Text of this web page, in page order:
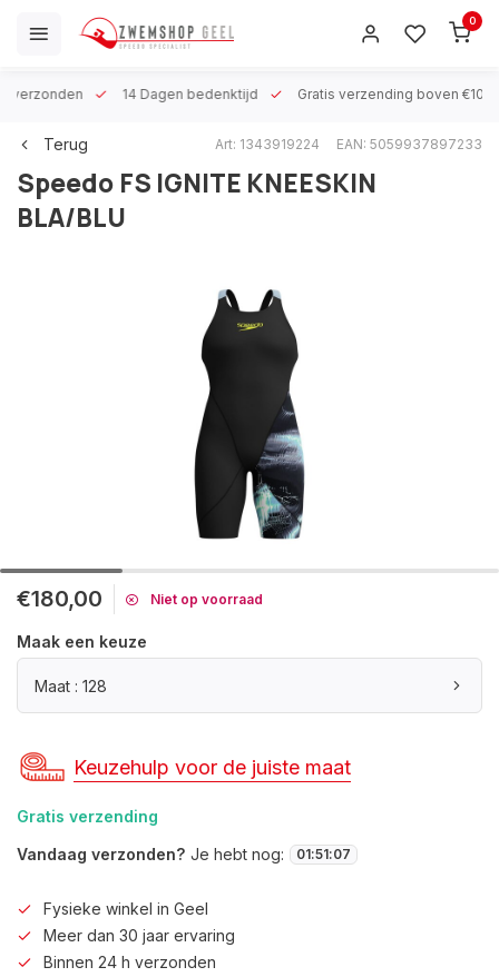
0
verzonden 14 Dagen bedenktijd Gratis verzending boven €100
Terug Art: 1343919224 EAN: 5059937897233
Speedo FS IGNITE KNEESKIN
BLA/BLU
€180,00 Niet op voorraad
Maak een keuze
Maat : 128
Keuzehulp voor de juiste maat
Gratis verzending
Vandaag verzonden? Je hebt nog: 01:51:06
Fysieke winkel in Geel
Meer dan 30 jaar ervaring
Binnen 24 h verzonden